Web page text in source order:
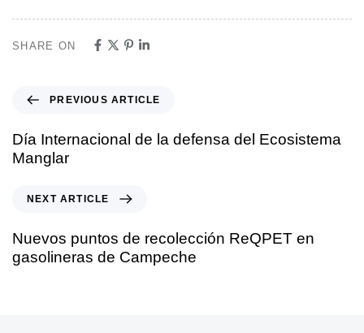
SHARE ON
PREVIOUS ARTICLE
Día Internacional de la defensa del Ecosistema
Manglar
NEXT ARTICLE
Nuevos puntos de recolección ReQPET en
gasolineras de Campeche